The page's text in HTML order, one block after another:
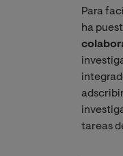
Para
ha
tareas